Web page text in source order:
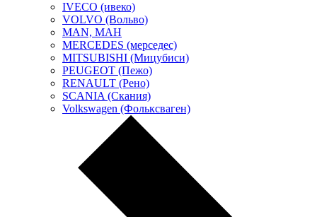
IVECO (ивеко)
VOLVO (Вольво)
MAN, МАН
MERCEDES (мерседес)
MITSUBISHI (Мицубиси)
PEUGEOT (Пежо)
RENAULT (Рено)
SCANIA (Скания)
Volkswagen (Фольксваген)